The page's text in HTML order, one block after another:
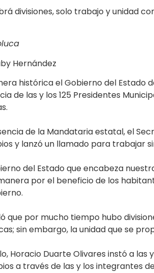
divisiones, solo trabajo y unidad
Hernández
histórica el Gobierno del Estado
de las y los 125 Presidentes
de la Mandataria estatal, el
y lanzó un llamado para trabajar
del Estado que encabeza
por el beneficio de los
que por mucho tiempo hubo
sin embargo, la unidad que se
Horacio Duarte Olivares instó a
a través de las y los integrantes